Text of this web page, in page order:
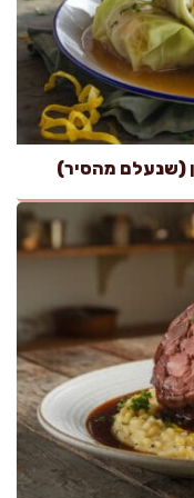
(שנעלם מהסיר)